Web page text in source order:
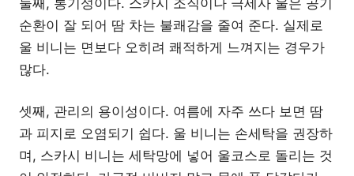
순환이 잘 되어 땀 차는 불쾌감을 줄여 준다. 실제로
울 비니는 면보다 오히려 쾌적하게 느껴지는 경우가
많다.
셋째, 관리의 용이성이다. 여름에 자주 쓰다 보면 땀
과 피지로 오염되기 쉽다. 울 비니는 손세탁을 권장하
며, 스카시 비니는 세탁망에 넣어 울코스로 돌리는 것